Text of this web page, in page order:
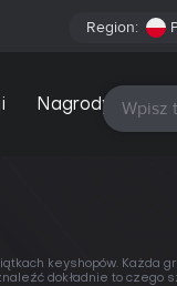
Region:
Nagrody
keyshopów. Każda
dokładnie to czego